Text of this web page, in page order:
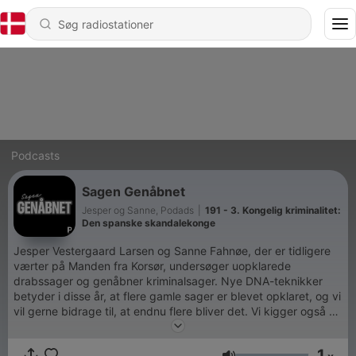
Podcasts
Sagen Genåbnet
Jesper og Sanne, Podads
191 - 3. Kongelig kriminalitet:
Den spanske skandalekonge
Jesper Vestergaard Larsen og Sanne Fahnøe, der er tidligere
værter på Manden fra Korsør, undersøger uopklarede
drabssager og genåbner kriminalsager. Nye DNA-teknikker
betyder i disse år, at flere gamle sager er blevet opklaret, og vi
vil gerne bidrage til, at endnu flere bliver det. Vi kigger også på
sager, der er blevet opklaret med nye DNA-teknikker og sager